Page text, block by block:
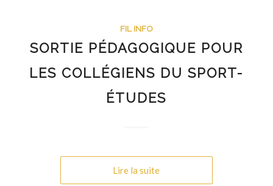
FIL INFO
SORTIE PÉDAGOGIQUE POUR
LES COLLÉGIENS DU SPORT-
ÉTUDES
Lire la suite